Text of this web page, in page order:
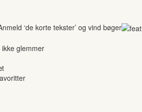
‘de korte tekster’ og vind bøger
glemmer